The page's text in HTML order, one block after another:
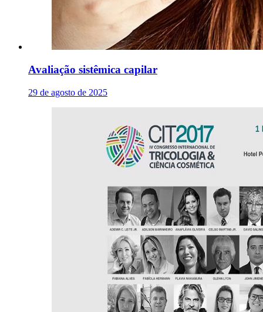
Avaliação sistêmica capilar
29 de agosto de 2025